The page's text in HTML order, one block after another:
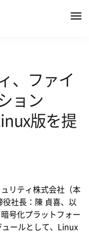
、ファイ
ョン
版を提
リティ株式会社（本
社長：陳 貞喜、以
号化プラットフォー
ュールとして、Linux